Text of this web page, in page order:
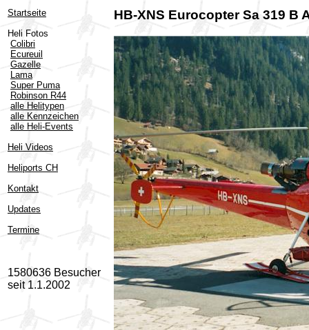
Startseite
Heli Fotos
Colibri
Ecureuil
Gazelle
Lama
Super Puma
Robinson R44
alle Helitypen
alle Kennzeichen
alle Heli-Events
Heli Videos
Heliports CH
Kontakt
Updates
Termine
1580636 Besucher
seit 1.1.2002
HB-XNS Eurocopter Sa 319 B